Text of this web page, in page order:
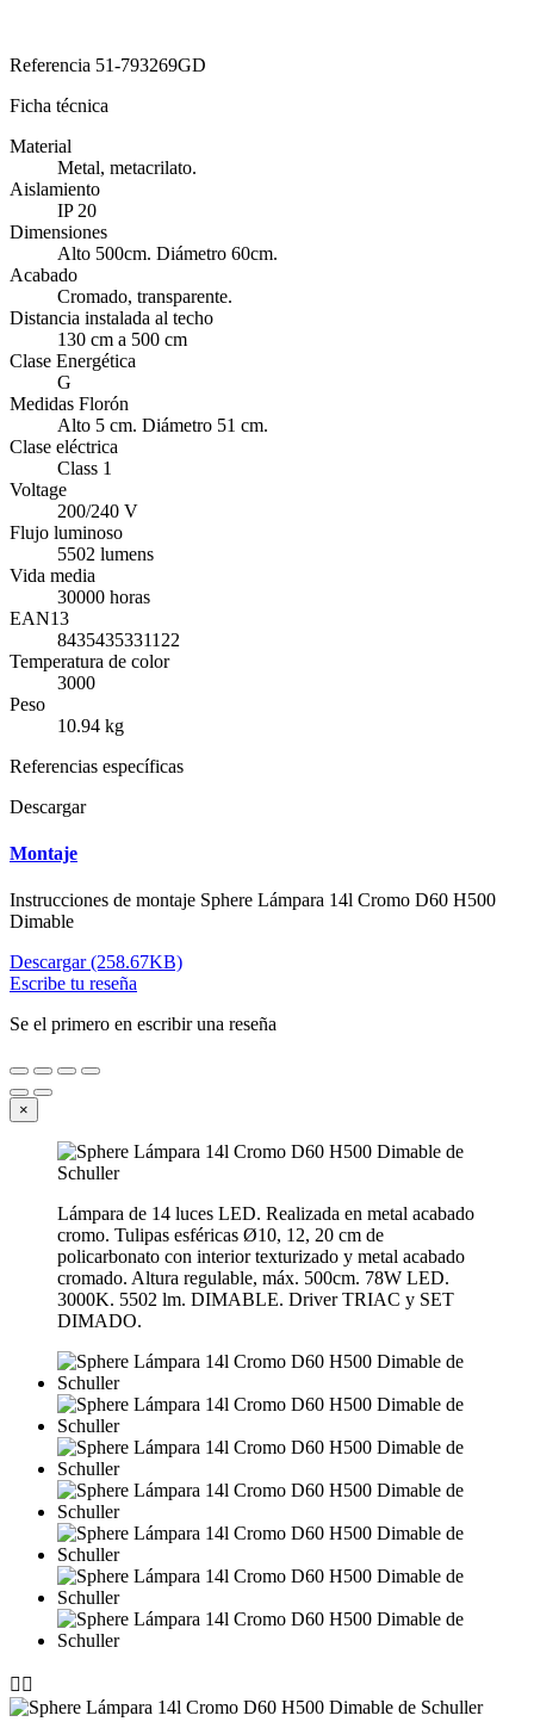
Referencia 51-793269GD
Ficha técnica
Material
Metal, metacrilato.
Aislamiento
IP 20
Dimensiones
Alto 500cm. Diámetro 60cm.
Acabado
Cromado, transparente.
Distancia instalada al techo
130 cm a 500 cm
Clase Energética
G
Medidas Florón
Alto 5 cm. Diámetro 51 cm.
Clase eléctrica
Class 1
Voltage
200/240 V
Flujo luminoso
5502 lumens
Vida media
30000 horas
EAN13
8435435331122
Temperatura de color
3000
Peso
10.94 kg
Referencias específicas
Descargar
Montaje
Instrucciones de montaje Sphere Lámpara 14l Cromo D60 H500
Dimable
Descargar (258.67KB)
Escribe tu reseña
Se el primero en escribir una reseña
×
Lámpara de 14 luces LED. Realizada en metal acabado
cromo. Tulipas esféricas Ø10, 12, 20 cm de
policarbonato con interior texturizado y metal acabado
cromado. Altura regulable, máx. 500cm. 78W LED.
3000K. 5502 lm. DIMABLE. Driver TRIAC y SET
DIMADO.
 